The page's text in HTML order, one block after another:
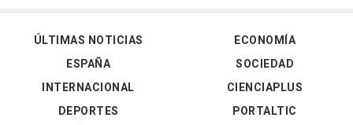
ÚLTIMAS NOTICIAS
ESPAÑA
INTERNACIONAL
DEPORTES
ECONOMÍA
SOCIEDAD
CIENCIAPLUS
PORTALTIC